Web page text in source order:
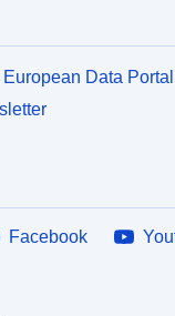
codelist/
Data Portal
Facebook